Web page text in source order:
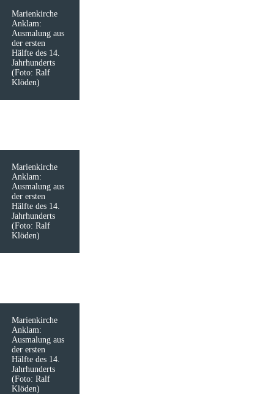
Marienkirche
Anklam:
Ausmalung aus
der ersten
Hälfte des 14.
Jahrhunderts
(Foto: Ralf
Klöden)
Marienkirche
Anklam:
Ausmalung aus
der ersten
Hälfte des 14.
Jahrhunderts
(Foto: Ralf
Klöden)
Marienkirche
Anklam:
Ausmalung aus
der ersten
Hälfte des 14.
Jahrhunderts
(Foto: Ralf
Klöden)